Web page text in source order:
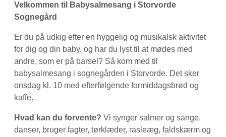
Velkommen til Babysalmesang i Storvorde
Sognegård
Er du på udkig efter en hyggelig og musikalsk aktivitet
for dig og din baby, og har du lyst til at mødes med
andre, som er på barsel? Så kom med til
babysalmesang i sognegården i Storvorde. Det sker
onsdag kl. 10 med efterfølgende formiddagsbrød og
kaffe.
Hvad kan du forvente? Vi synger salmer og sange,
danser, bruger fagter, tørklæder, rasleæg, faldskærm og